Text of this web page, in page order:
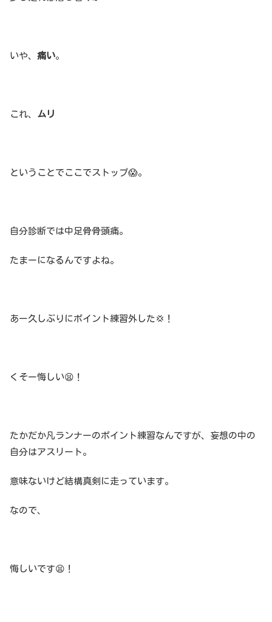
いや、 痛い。
これ、 ムリ
ということでここでストップ😱。
自分診断では中足骨骨頭痛。
たまーになるんですよね。
あー久しぶりにポイント練習外した💢！
くそー悔しい😫！
たかだか凡ランナーのポイント練習なんですが、妄想の中の
自分はアスリート。
意味ないけど結構真剣に走っています。
なので、
悔しいです😫！